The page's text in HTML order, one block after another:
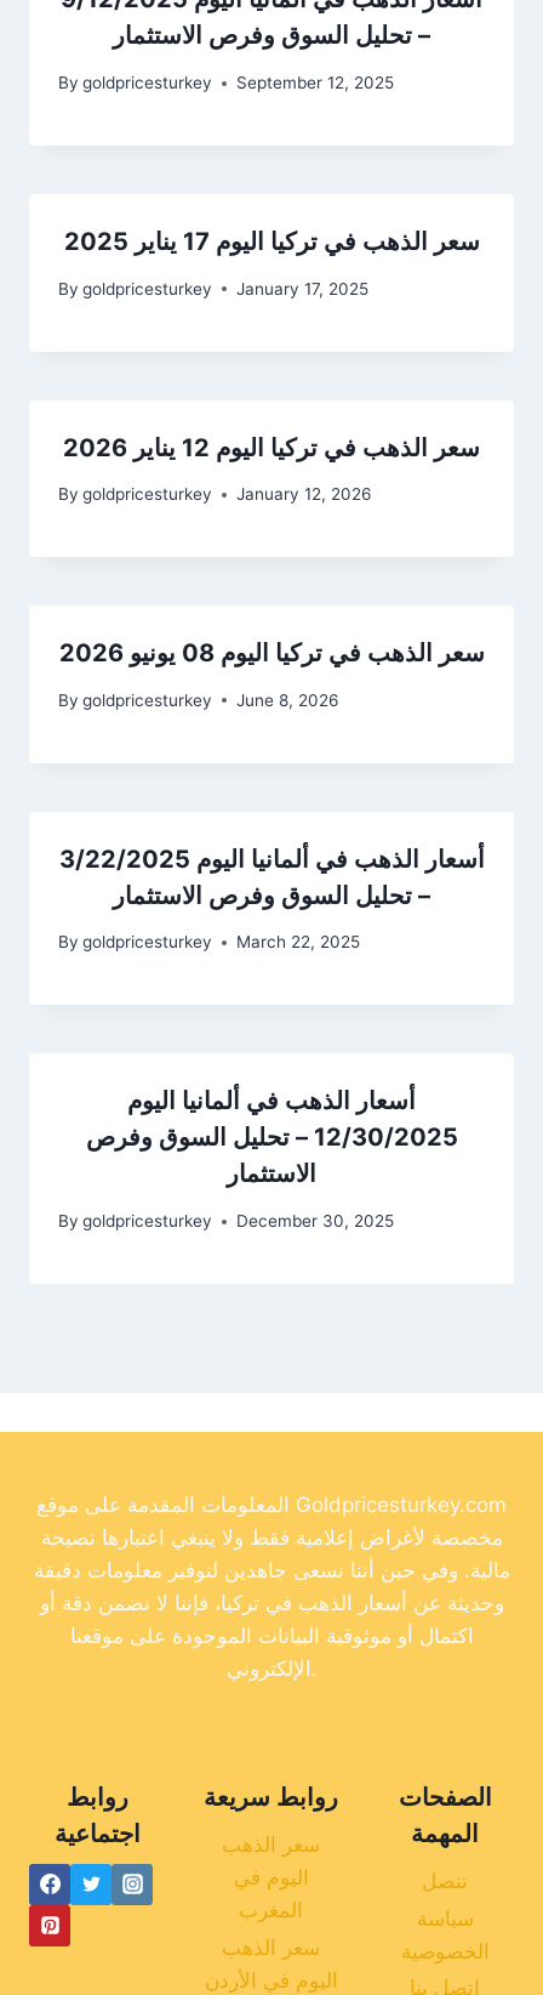
– تحليل السوق وفرص الاستثمار
By goldpricesturkey September 12, 2025
سعر الذهب في تركيا اليوم 17 يناير 2025
By goldpricesturkey January 17, 2025
سعر الذهب في تركيا اليوم 12 يناير 2026
By goldpricesturkey January 12, 2026
سعر الذهب في تركيا اليوم 08 يونيو 2026
By goldpricesturkey June 8, 2026
أسعار الذهب في ألمانيا اليوم 3/22/2025
– تحليل السوق وفرص الاستثمار
By goldpricesturkey March 22, 2025
أسعار الذهب في ألمانيا اليوم
12/30/2025 – تحليل السوق وفرص
الاستثمار
By goldpricesturkey December 30, 2025
المعلومات المقدمة على موقع Goldpricesturkey.com
مخصصة لأغراض إعلامية فقط ولا ينبغي اعتبارها نصيحة
مالية. وفي حين أننا نسعى جاهدين لتوفير معلومات دقيقة
وحديثة عن أسعار الذهب في تركيا، فإننا لا نضمن دقة أو
اكتمال أو موثوقية البيانات الموجودة على موقعنا
الإلكتروني.
روابط
اجتماعية
روابط سريعة
سعر الذهب
اليوم في
المغرب
سعر الذهب
اليوم في الأردن
الصفحات
المهمة
تنصل
سياسة
الخصوصية
اتصل بنا